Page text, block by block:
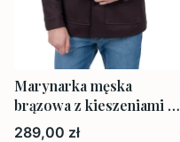
Marynarka męska
brązowa z kieszeniami na
zewnątrz
Cena
289,00 zł